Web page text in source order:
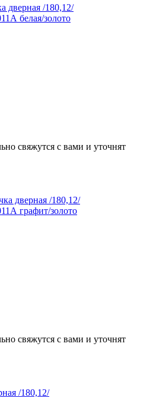
белая/золото
свяжутся с вами и уточнят
графит/золото
свяжутся с вами и уточнят